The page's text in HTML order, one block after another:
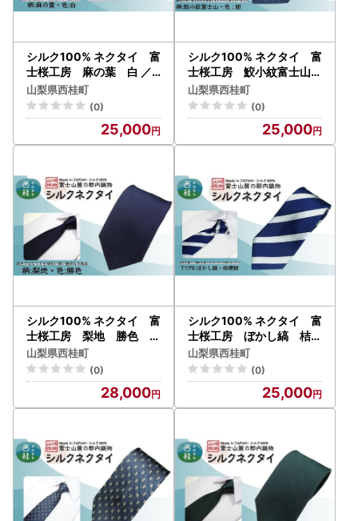
シルク100% ネクタイ 富
士桜工房 麻の葉 白 ／
ホワイト 白 結婚式 礼装／
郡内織ブランド シルク ネ
クタイ プレゼント 贈り物
ビジネス 冠婚葬祭 国産 日
本製【n0473_yam_B】
山梨県西桂町
(0)
25,000
シルク100% ネクタイ 富
士桜工房 鮫小紋富士山
紺 ／ネイビー 紺／ 郡内織
ブランド シルク ネクタイ
プレゼント 贈り物 ビジネ
ス 冠婚葬祭 国産 日本製【
n0263_yam_A】
山梨県西桂町
(0)
25,000
シルク100% ネクタイ 富
士桜工房 梨地 勝色 ダ
ークネイビー ／ダークネ
イビー 濃紺 ストライプ／
郡内織ブランド シルク ネ
クタイ プレゼント 贈り物
ビジネス 冠婚葬祭 国産 日
山梨県西桂町
(0)
28,000
シルク100% ネクタイ 富
士桜工房 ぼかし縞 桔梗
紺 ／ネイビー 紺 ストライ
プ／ 郡内織ブランド シル
ク ネクタイ プレゼント 贈
り物 ビジネス 冠婚葬祭 国
産 日本製【n0267_yam_A
山梨県西桂町
(0)
25,000